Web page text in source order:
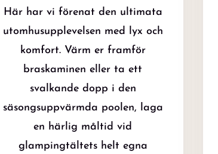
Här har vi förenat den ultimata
utomhusupplevelsen med lyx och
komfort. Värm er framför
braskaminen eller ta ett
svalkande dopp i den
säsongsuppvärmda poolen, laga
en härlig måltid vid
glampingtältets helt egna